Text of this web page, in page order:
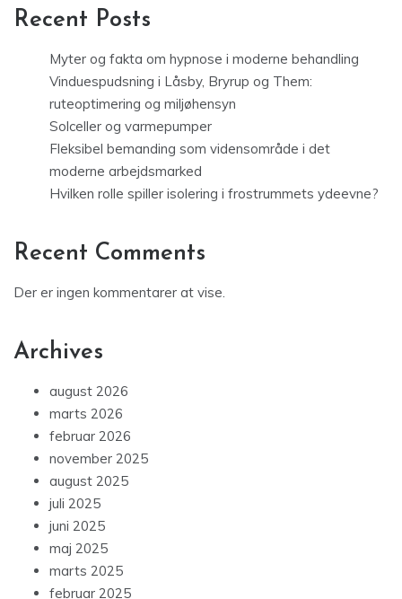
Recent Posts
Myter og fakta om hypnose i moderne behandling
Vinduespudsning i Låsby, Bryrup og Them:
ruteoptimering og miljøhensyn
Solceller og varmepumper
Fleksibel bemanding som vidensområde i det
moderne arbejdsmarked
Hvilken rolle spiller isolering i frostrummets ydeevne?
Recent Comments
Der er ingen kommentarer at vise.
Archives
august 2026
marts 2026
februar 2026
november 2025
august 2025
juli 2025
juni 2025
maj 2025
marts 2025
februar 2025